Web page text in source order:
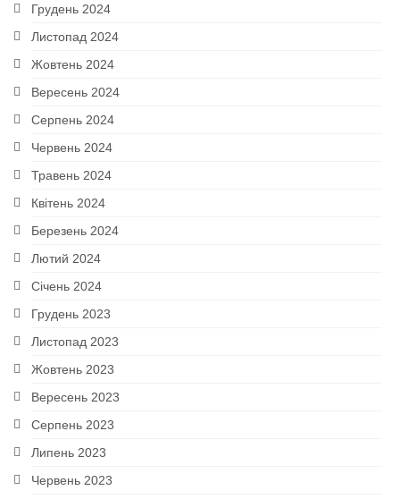
Грудень 2024
Листопад 2024
Жовтень 2024
Вересень 2024
Серпень 2024
Червень 2024
Травень 2024
Квітень 2024
Березень 2024
Лютий 2024
Січень 2024
Грудень 2023
Листопад 2023
Жовтень 2023
Вересень 2023
Серпень 2023
Липень 2023
Червень 2023